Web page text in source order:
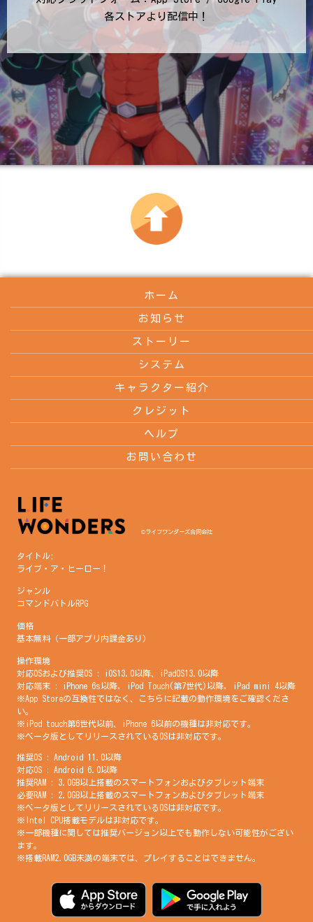
各ストアより配信中！
ホーム
お知らせ
ストーリー
システム
キャラクター紹介
クレジット
ヘルプ
お問い合わせ
©ライフワンダーズ合同会社
タイトル;
ライブ・ア・ヒーロー！
ジャンル
コマンドバトルRPG
価格
基本無料（一部アプリ内課金あり）
操作環境
対応OSおよび推奨OS : iOS13.0以降、iPadOS13.0以降
対応端末 : iPhone 6s以降, iPod Touch(第7世代)以降, iPad mini 4以降
※App Storeの互換性ではなく、こちらに記載の動作環境をご確認くださ
い。
※iPod touch第6世代以前、iPhone 6以前の機種は非対応です。
※ベータ版としてリリースされているOSは非対応です。
推奨OS : Android 11.0以降
対応OS : Android 6.0以降
推奨RAM : 3.0GB以上搭載のスマートフォンおよびタブレット端末
必要RAM : 2.0GB以上搭載のスマートフォンおよびタブレット端末
※ベータ版としてリリースされているOSは非対応です。
※Intel CPU搭載モデルは非対応です。
※一部機種に関しては推奨バージョン以上でも動作しない可能性がござい
ます。
※搭載RAM2.0GB未満の端末では、プレイすることはできません。